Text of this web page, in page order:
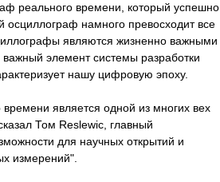
реального времени, который успешно
осциллограф намного превосходит все
являются жизненно важными
элемент системы разработки
нашу цифровую эпоху.
является одной из многих вех
Том Reslewic, главный
для научных открытий и
измерений".